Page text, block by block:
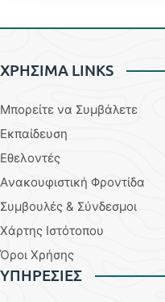
ΧΡΗΣΙΜΑ LINKS
Μπορείτε να Συμβάλετε
Εκπαίδευση
Εθελοντές
Aνακουφιστική Φροντίδα
Συμβουλές & Σύνδεσμοι
Χάρτης Ιστότοπου
Όροι Χρήσης
YΠΗΡΕΣΙΕΣ